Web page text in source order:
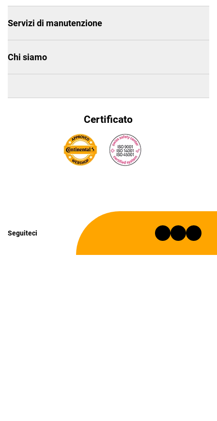
Servizi di manutenzione
Chi siamo
Certificato
Seguiteci